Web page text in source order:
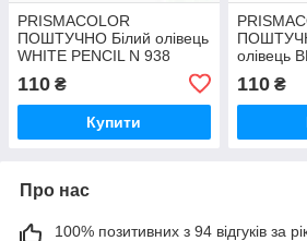
PRISMACOLOR
ПОШТУЧНО Білий олівець
WHITE PENCIL N 938
110 ₴
Купити
олівець
110₴
Про нас
100% позитивних з 94 відгуків за